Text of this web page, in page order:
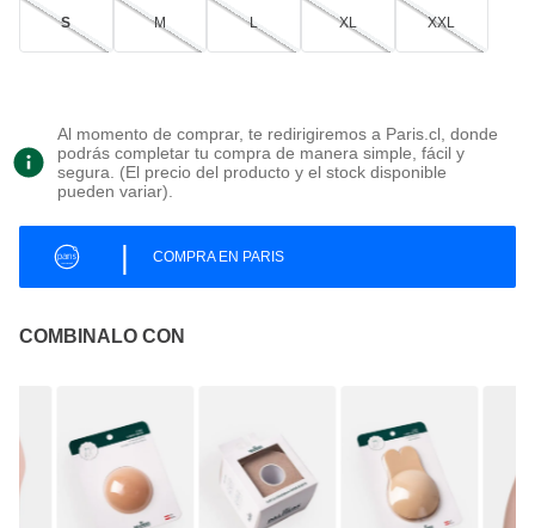
S M L XL XXL
Al momento de comprar, te redirigiremos a Paris.cl, donde
podrás completar tu compra de manera simple, fácil y
segura. (El precio del producto y el stock disponible
pueden variar).
| COMPRA EN PARIS
COMBINALO CON